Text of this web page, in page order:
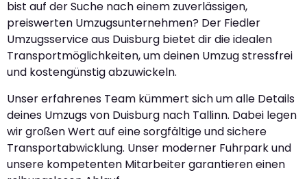
bist auf der Suche nach einem zuverlässigen,
preiswerten Umzugsunternehmen? Der Fiedler
Umzugsservice aus Duisburg bietet dir die idealen
Transportmöglichkeiten, um deinen Umzug stressfrei
und kostengünstig abzuwickeln.
Unser erfahrenes Team kümmert sich um alle Details
deines Umzugs von Duisburg nach Tallinn. Dabei legen
wir großen Wert auf eine sorgfältige und sichere
Transportabwicklung. Unser moderner Fuhrpark und
unsere kompetenten Mitarbeiter garantieren einen